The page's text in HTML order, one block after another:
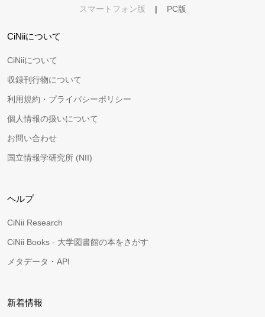
スマートフォン版 | PC版
CiNiiについて
CiNiiについて
収録刊行物について
利用規約・プライバシーポリシー
個人情報の扱いについて
お問い合わせ
国立情報学研究所 (NII)
ヘルプ
CiNii Research
CiNii Books - 大学図書館の本をさがす
メタデータ・API
新着情報